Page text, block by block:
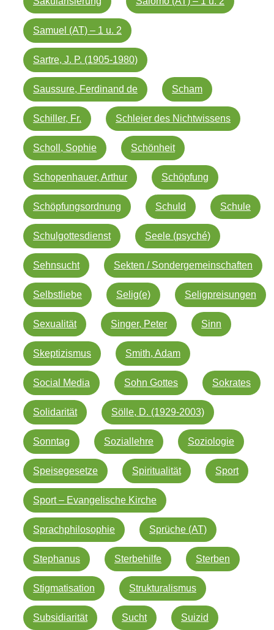
Samuel (AT) – 1 u. 2
Sartre, J. P. (1905-1980)
Saussure, Ferdinand de Scham
Schiller, Fr. Schleier des Nichtwissens
Scholl, Sophie Schönheit
Schopenhauer, Arthur Schöpfung
Schöpfungsordnung Schuld Schule
Schulgottesdienst Seele (psyché)
Sehnsucht Sekten / Sondergemeinschaften
Selbstliebe Selig(e) Seligpreisungen
Sexualität Singer, Peter Sinn
Skeptizismus Smith, Adam
Social Media Sohn Gottes Sokrates
Solidarität Sölle, D. (1929-2003)
Sonntag Soziallehre Soziologie
Speisegesetze Spiritualität Sport
Sport – Evangelische Kirche
Sprachphilosophie Sprüche (AT)
Stephanus Sterbehilfe Sterben
Stigmatisation Strukturalismus
Subsidiarität Sucht Suizid